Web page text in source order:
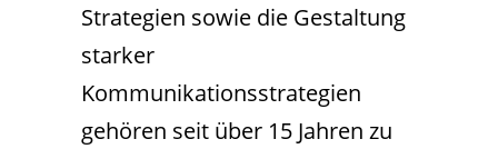
Strategien sowie die Gestaltung
starker
Kommunikationsstrategien
gehören seit über 15 Jahren zu